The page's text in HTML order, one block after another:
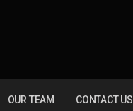
OUR TEAM CONTACT US